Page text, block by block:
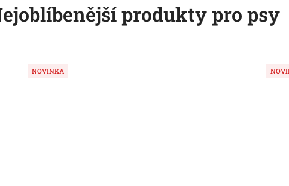
produkty pro psy
NOVINKA